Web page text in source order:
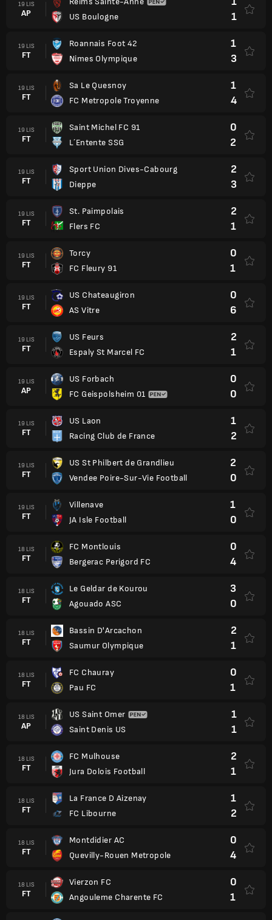
19 LIS
AP
US Boulogne
1
19 LIS
FT
Roannais Foot 42
Nimes Olympique
1
3
19 LIS
FT
Sa Le Quesnoy
FC Metropole Troyenne
1
4
19 LIS
FT
Saint Michel FC 91
L´Entente SSG
0
2
19 LIS
FT
Sport Union Dives-Cabourg
Dieppe
2
3
19 LIS
FT
St. Paimpolais
Flers FC
2
1
19 LIS
FT
Torcy
FC Fleury 91
0
1
19 LIS
FT
US Chateaugiron
AS Vitre
0
6
19 LIS
FT
US Feurs
Espaly St Marcel FC
2
1
19 LIS
AP
US Forbach
FC Geispolsheim 01
0
0
19 LIS
FT
US Laon
Racing Club de France
1
2
19 LIS
FT
US St Philbert de Grandlieu
Vendee Poire-Sur-Vie Football
2
0
19 LIS
FT
Villenave
JA Isle Football
1
0
18 LIS
FT
FC Montlouis
Bergerac Perigord FC
0
4
18 LIS
FT
Le Geldar de Kourou
Agouado ASC
3
0
18 LIS
FT
Bassin D'Arcachon
Saumur Olympique
2
1
18 LIS
FT
FC Chauray
Pau FC
0
1
18 LIS
AP
US Saint Omer
Saint Denis US
1
1
18 LIS
FT
FC Mulhouse
Jura Dolois Football
2
1
18 LIS
FT
La France D Aizenay
FC Libourne
1
2
18 LIS
FT
Montdidier AC
Quevilly-Rouen Metropole
0
4
18 LIS
FT
Vierzon FC
Angouleme Charente FC
0
1